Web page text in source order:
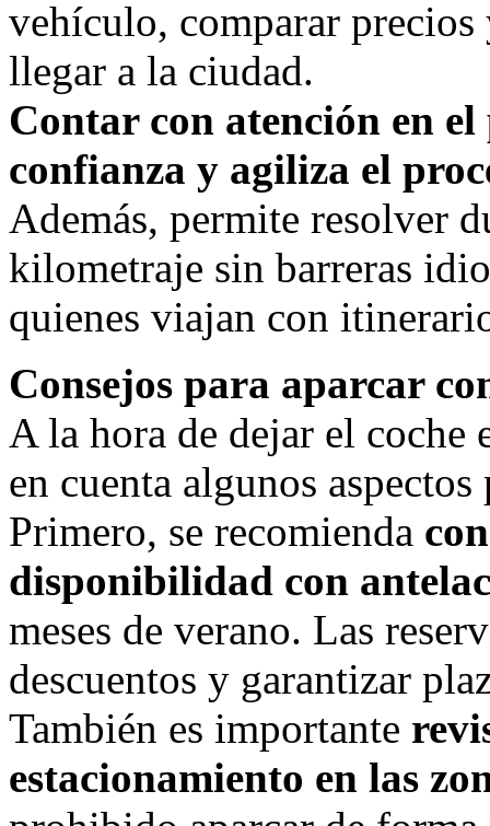
vehículo, comparar
llegar a la ciudad.
Contar con atención en
confianza y agiliza el
Además, permite resolver
kilometraje sin barreras
quienes viajan con
Consejos para aparcar
A la hora de dejar el coche
en cuenta algunos
Primero, se recomienda
disponibilidad con
meses de verano. Las
descuentos y garantizar
También es importante
estacionamiento en las